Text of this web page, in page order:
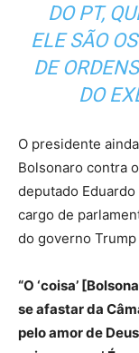
DO PT,
ELE SÃO
DE
DO
O presidente
Bolsonaro contra
deputado
cargo de
do governo
“O ‘coisa’
se afastar da
pelo amor de